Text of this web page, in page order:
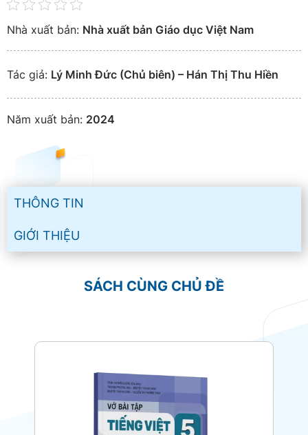
Nhà xuất bản: Nhà xuất bản Giáo dục Việt Nam
Tác giả: Lý Minh Đức (Chủ biên) – Hán Thị Thu Hiền
Năm xuất bản: 2024
THÔNG TIN
GIỚI THIỆU
SÁCH CÙNG CHỦ ĐỀ